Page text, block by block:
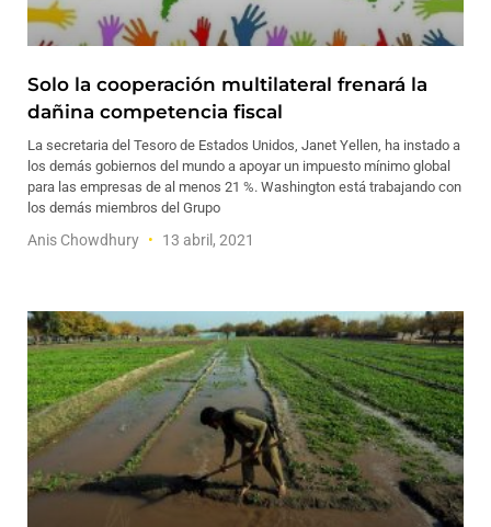
Solo la cooperación multilateral frenará la
dañina competencia fiscal
La secretaria del Tesoro de Estados Unidos, Janet Yellen, ha instado a
los demás gobiernos del mundo a apoyar un impuesto mínimo global
para las empresas de al menos 21 %. Washington está trabajando con
los demás miembros del Grupo
Anis Chowdhury 13 abril, 2021